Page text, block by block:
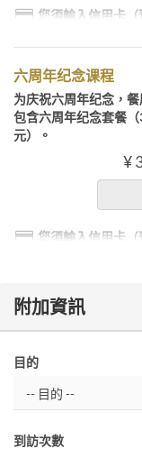
您須輸入信用卡
六周年纪念课程
为庆祝六周年纪念，
包含六周年纪念套餐
元）。
¥
您須輸入信用卡
附加資訊
目的
到訪次數